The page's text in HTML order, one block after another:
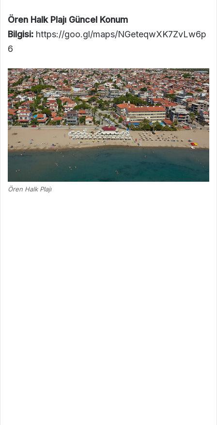
Ören Halk Plajı Güncel Konum
Bilgisi: https://goo.gl/maps/NGeteqwXK7ZvLw6p
6
Ören Halk Plajı